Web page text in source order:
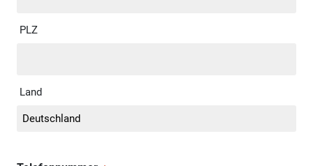
PLZ
Land